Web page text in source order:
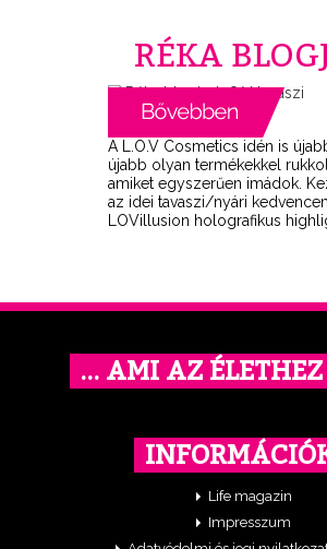
RÉKA
A L.O.V Cosmetics idén is
újabb olyan termékekkel
amiket egyszerűen imádok.
az idei tavaszi/nyári
LOVillusion holografikus
… AMI AZ ÉLETHEZ
Life magazin
Impresszum